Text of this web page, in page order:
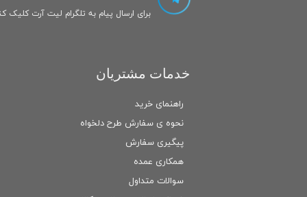
راهنمای خرید
نحوه ی سفارش طرح دلخواه
پیگیری سفارش
همکاری عمده
سوالات متداول
خدمات مشتریان
برای ارسال پیام به تلگرام لیت آرت کلیک